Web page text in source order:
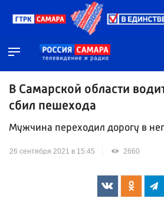
В Самарской области
сбил пешехода
Мужчина переходил дорогу в
26 сентября 2021 в 15:45 2660